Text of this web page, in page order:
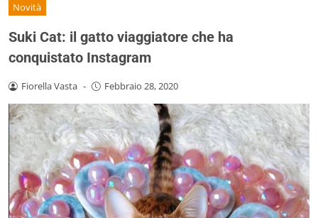
Novità
Suki Cat: il gatto viaggiatore che ha
conquistato Instagram
Fiorella Vasta - Febbraio 28, 2020